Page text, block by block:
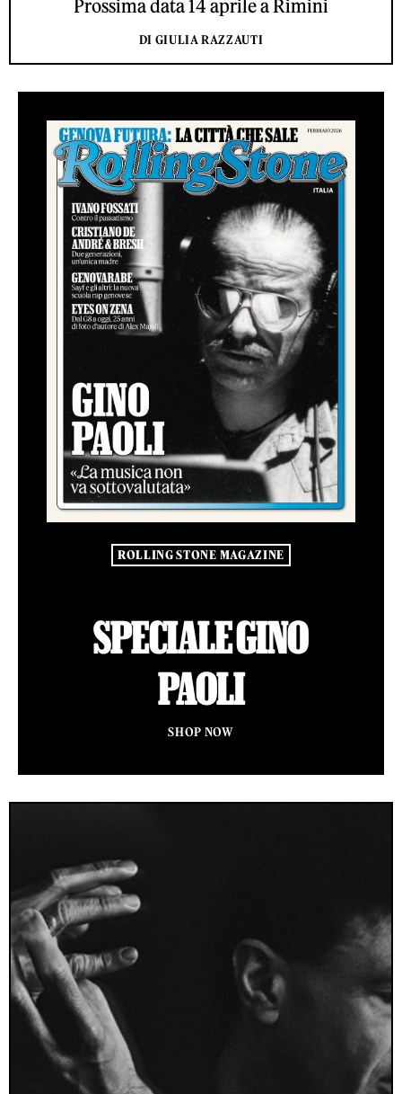
Prossima data 14 aprile a Rimini
DI GIULIA RAZZAUTI
ROLLING STONE MAGAZINE
SPECIALE GINO
PAOLI
SHOP NOW